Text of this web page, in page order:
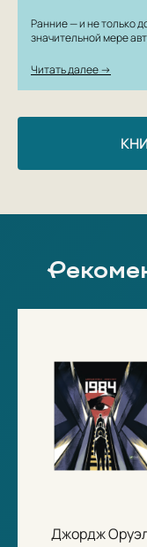
Ранние — и не только
значительной мере
Читать далее →
Джордж